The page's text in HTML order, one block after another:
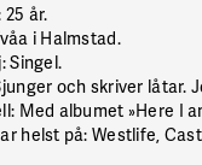
25 år.
i Halmstad.
: Singel.
och skriver låtar.
: Med albumet »Here I
helst på: Westlife,